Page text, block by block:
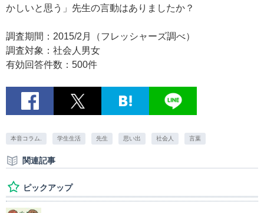
かしいと思う」先生の言動はありましたか？
調査期間：2015/2月（フレッシャーズ調べ）
調査対象：社会人男女
有効回答件数：500件
本音コラム. 学生生活 先生 思い出 社会人 言葉
関連記事
ピックアップ